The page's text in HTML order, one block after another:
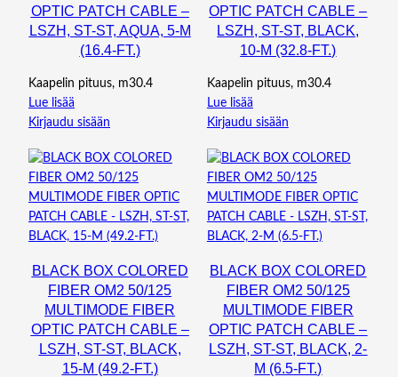
OPTIC PATCH CABLE –
LSZH, ST-ST, AQUA, 5-M
(16.4-FT.)
Kaapelin pituus, m30.4
Lue lisää
Kirjaudu sisään
OPTIC PATCH CABLE –
LSZH, ST-ST, BLACK,
10-M (32.8-FT.)
Kaapelin pituus, m30.4
Lue lisää
Kirjaudu sisään
BLACK BOX COLORED
FIBER OM2 50/125
MULTIMODE FIBER
OPTIC PATCH CABLE –
LSZH, ST-ST, BLACK,
15-M (49.2-FT.)
BLACK BOX COLORED
FIBER OM2 50/125
MULTIMODE FIBER
OPTIC PATCH CABLE –
LSZH, ST-ST, BLACK, 2-
M (6.5-FT.)